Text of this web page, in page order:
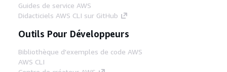
Guides de service AWS
Didacticiels AWS CLI sur GitHub
Outils Pour Développeurs
Bibliothèque d'exemples de code AWS
AWS CLI